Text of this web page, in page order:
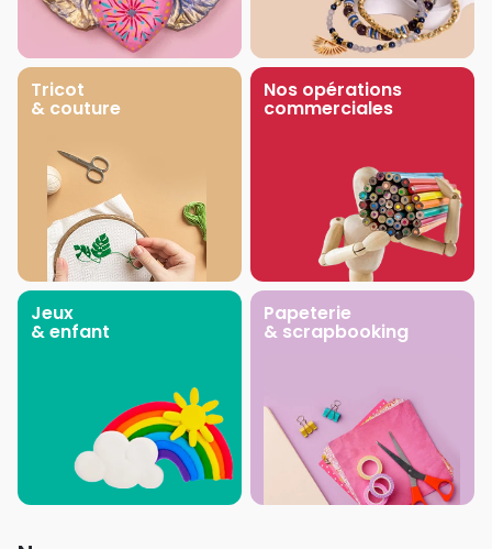
Tricot
& couture
Nos opérations
commerciales
Jeux
& enfant
Papeterie
& scrapbooking